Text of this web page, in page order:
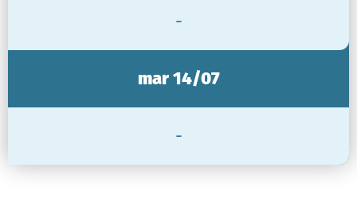
-
mar 14/07
-